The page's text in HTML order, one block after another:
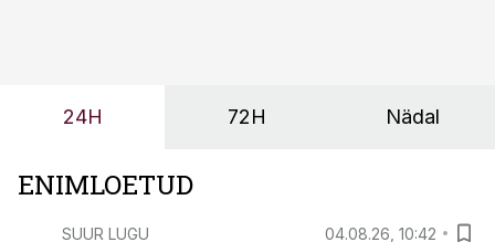
24H 72H Nädal
ENIMLOETUD
SUUR LUGU 04.08.26, 10:42